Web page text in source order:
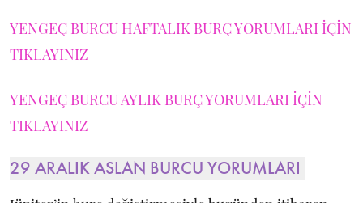
YENGEÇ BURCU HAFTALIK BURÇ YORUMLARI İÇİN
TIKLAYINIZ
YENGEÇ BURCU AYLIK BURÇ YORUMLARI İÇİN
TIKLAYINIZ
29 ARALIK ASLAN BURCU YORUMLARI